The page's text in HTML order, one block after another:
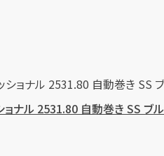
ョナル 2531.80 自動巻き SS ブ